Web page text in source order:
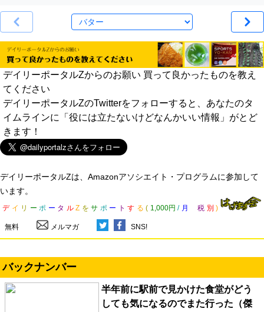
デイリーポータルZからのお願い 買って良かったものを教え
てください
デイリーポータルZのTwitterをフォローすると、あなたのタ
イムラインに「役には立たないけどなんかいい情報」がとど
きます！
デイリーポータルZは、Amazonアソシエイト・プログラムに参加して
います。
デ イ リ ー ポ ー タ ル Z を サ ポ ー ト す る ( 1,000円 / 月 税 別 )
無料 メルマガ SNS!
バックナンバー
半年前に駅前で見かけた食堂がどう
しても気になるのでまた行った（傑